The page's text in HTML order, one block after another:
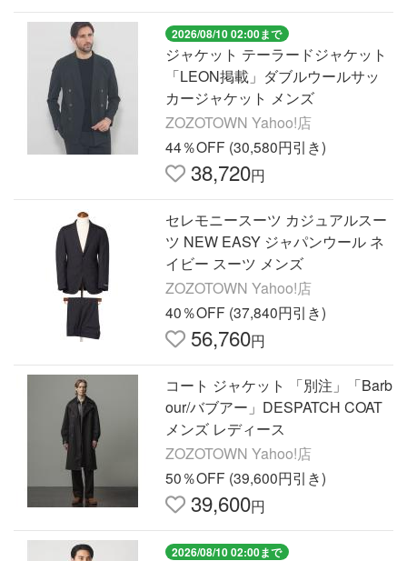
2026/08/10 02:00まで
ジャケット テーラードジャケット
「LEON掲載」ダブルウールサッ
カージャケット メンズ
ZOZOTOWN Yahoo!店
44％OFF (30,580円引き)
38,720円
セレモニースーツ カジュアルスー
ツ NEW EASY ジャパンウール ネ
イビー スーツ メンズ
ZOZOTOWN Yahoo!店
40％OFF (37,840円引き)
56,760円
コート ジャケット 「別注」「Barb
our/バブアー」DESPATCH COAT
メンズ レディース
ZOZOTOWN Yahoo!店
50％OFF (39,600円引き)
39,600円
2026/08/10 02:00まで